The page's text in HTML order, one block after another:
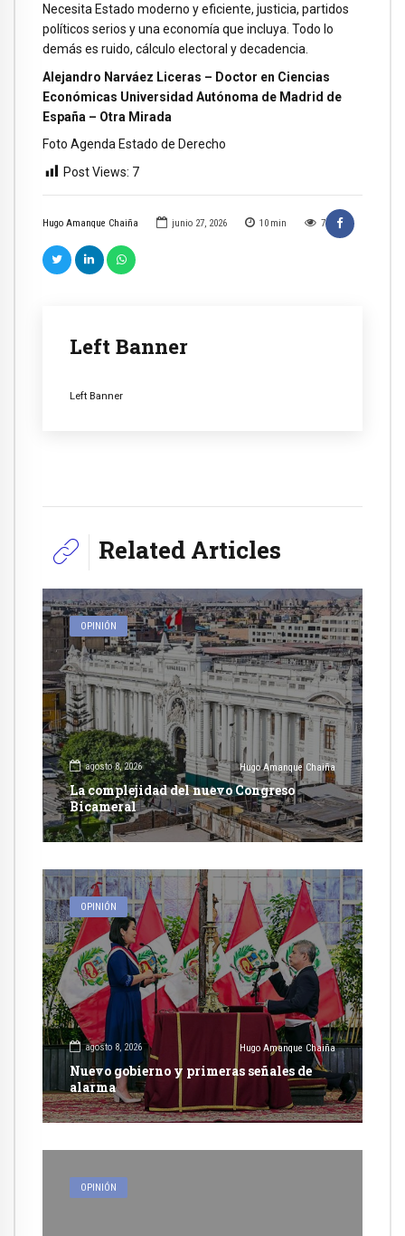
Hugo Amanque Chaiña junio 27, 2026 10 min 7
Left Banner
Left Banner
Necesita Estado moderno y eficiente, justicia, partidos
políticos serios y una economía que incluya. Todo lo
demás es ruido, cálculo electoral y decadencia.
Alejandro Narváez Liceras – Doctor en Ciencias
Económicas Universidad Autónoma de Madrid de
España – Otra Mirada
Foto Agenda Estado de Derecho
Post Views: 7
Related Articles
OPINIÓN
agosto 8, 2026 Hugo Amanque Chaiña
La complejidad del nuevo Congreso
Bicameral
OPINIÓN
agosto 8, 2026 Hugo Amanque Chaiña
Nuevo gobierno y primeras señales de
alarma
OPINIÓN